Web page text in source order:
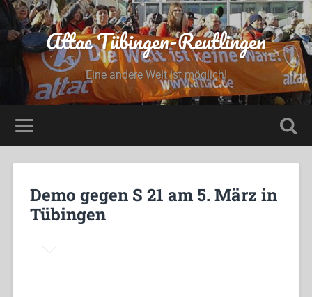
Attac Tübingen-Reutlingen
Eine andere Welt ist möglich!
Demo gegen S 21 am 5. März in
Tübingen